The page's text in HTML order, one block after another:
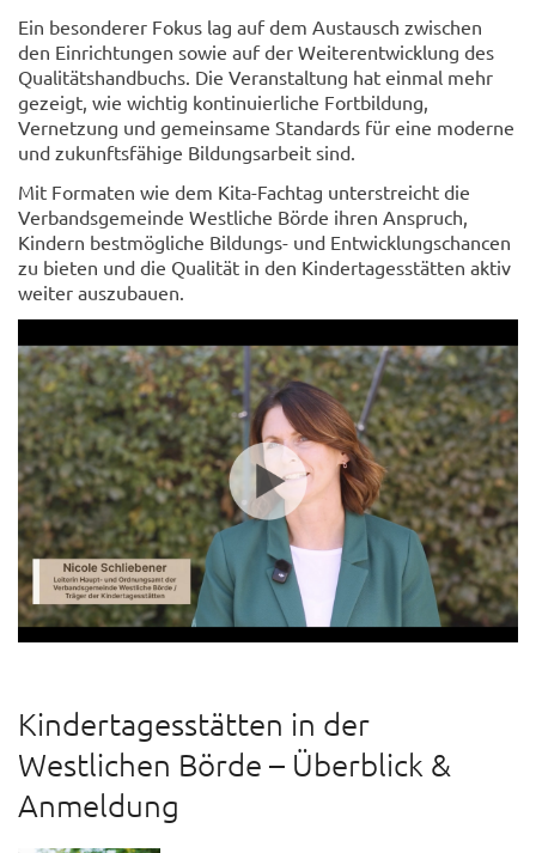
Ein besonderer Fokus lag auf dem Austausch zwischen
den Einrichtungen sowie auf der Weiterentwicklung des
Qualitätshandbuchs. Die Veranstaltung hat einmal mehr
gezeigt, wie wichtig kontinuierliche Fortbildung,
Vernetzung und gemeinsame Standards für eine moderne
und zukunftsfähige Bildungsarbeit sind.
Mit Formaten wie dem Kita-Fachtag unterstreicht die
Verbandsgemeinde Westliche Börde ihren Anspruch,
Kindern bestmögliche Bildungs- und Entwicklungschancen
zu bieten und die Qualität in den Kindertagesstätten aktiv
weiter auszubauen.
Kindertagesstätten in der
Westlichen Börde – Überblick &
Anmeldung